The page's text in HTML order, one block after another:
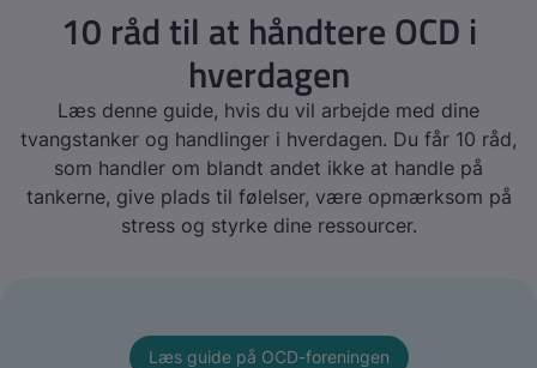
10 råd til at håndtere OCD i
hverdagen
Læs denne guide, hvis du vil arbejde med dine
tvangstanker og handlinger i hverdagen. Du får 10 råd,
som handler om blandt andet ikke at handle på
tankerne, give plads til følelser, være opmærksom på
stress og styrke dine ressourcer.
Læs guide på OCD-foreningen